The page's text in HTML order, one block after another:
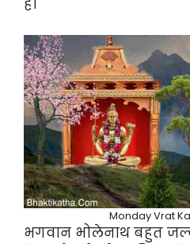
है।
Monday Vrat
भगवान भोलेनाथ बहुत